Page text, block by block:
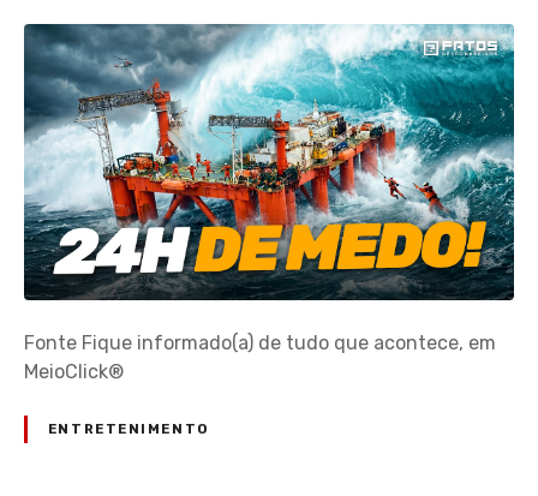
Fonte Fique informado(a) de tudo que acontece, em
MeioClick®
ENTRETENIMENTO